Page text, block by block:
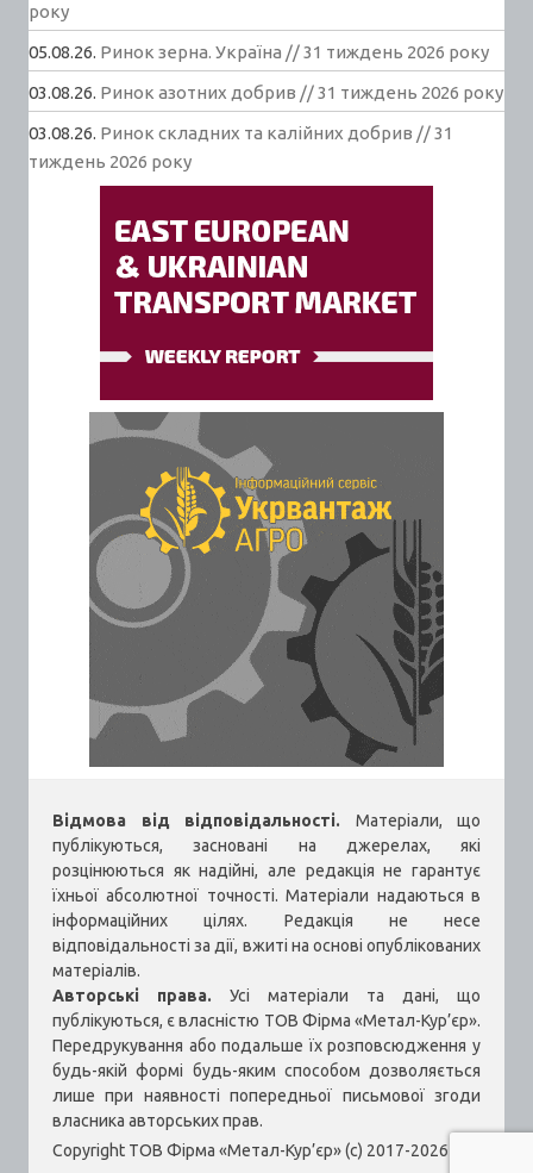
року
05.08.26. Ринок зерна. Україна // 31 тиждень 2026 року
03.08.26. Ринок азотних добрив // 31 тиждень 2026 року
03.08.26. Ринок складних та калійних добрив // 31
тиждень 2026 року
Відмова від відповідальності. Матеріали, що
публікуються, засновані на джерелах, які
розцінюються як надійні, але редакція не гарантує
їхньої абсолютної точності. Матеріали надаються в
інформаційних цілях. Редакція не несе
відповідальності за дії, вжиті на основі опублікованих
матеріалів.
Авторські права. Усі матеріали та дані, що
публікуються, є власністю ТОВ Фірма «Метал-Кур’єр».
Передрукування або подальше їх розповсюдження у
будь-якій формі будь-яким способом дозволяється
лише при наявності попередньої письмової згоди
власника авторських прав.
Copyright ТОВ Фірма «Метал-Кур’єр» (c) 2017-2026